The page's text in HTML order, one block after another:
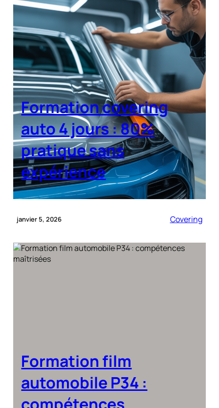
Formation covering
auto 4 jours : 80%
pratique sans
expérience
janvier 5, 2026 Covering
Formation film
automobile P34 :